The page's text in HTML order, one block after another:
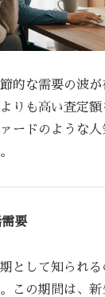
的な需要の波
りも高い査定
ードのような
要
として知られ
この期間は、